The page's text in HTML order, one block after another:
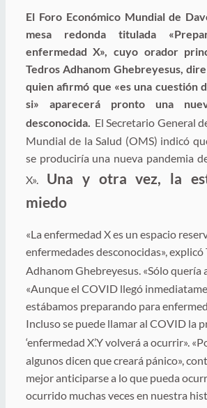
El Foro Económico Mundial de
mesa redonda titulada
enfermedad X», cuyo orador
Tedros Adhanom Ghebreyesus,
quien afirmó que «es una cuestión
si» aparecerá pronto una
desconocida. El Secretario General
Mundial de la Salud (OMS) indicó
se produciría una nueva pandemia
X».
Una y otra vez, la
miedo
«La enfermedad X es un espacio
enfermedades desconocidas», explicó
Adhanom Ghebreyesus. «Sólo quería
«Aunque el COVID llegó
estábamos preparando para
Incluso se puede llamar al COVID la
‘enfermedad X’.Y volverá a ocurrir».
algunos dicen que creará pánico»,
mejor anticiparse a lo que pueda
ocurrido muchas veces en nuestra